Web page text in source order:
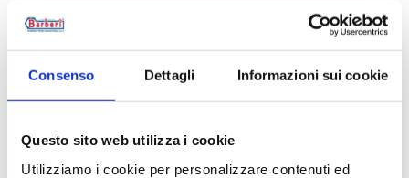
Consenso Dettagli Informazioni sui cookie
Questo sito web utilizza i cookie
Utilizziamo i cookie per personalizzare contenuti ed
Codice articolo Misura
179015C00 G 1/2 M -